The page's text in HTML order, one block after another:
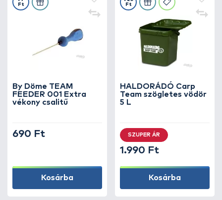
By Döme TEAM
FEEDER 001 Extra
vékony csalitű
Ft
690 Ft
Kosárba
HALDORÁDÓ Carp
Team szögletes vödör
5 L
Ft
SZUPER ÁR
1.990 Ft
Kosárba